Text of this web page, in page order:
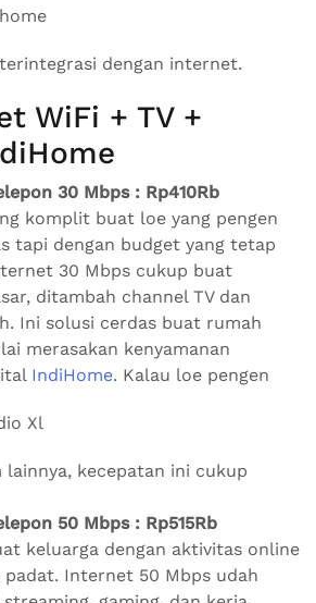
dengan internet.
WiFi + TV +
30 Mbps : Rp410Rb
komplit buat loe yang pengen
tapi dengan budget yang tetap
30 Mbps cukup buat
ditambah channel TV dan
Ini solusi cerdas buat rumah
merasakan kenyamanan
IndiHome. Kalau loe pengen
Xl
kecepatan ini cukup
50 Mbps : Rp515Rb
keluarga dengan aktivitas online
padat. Internet 50 Mbps udah